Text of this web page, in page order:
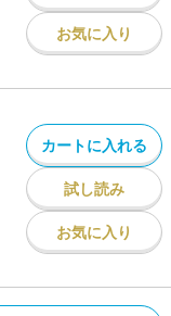
お気に入り
カートに入れる
試し読み
お気に入り